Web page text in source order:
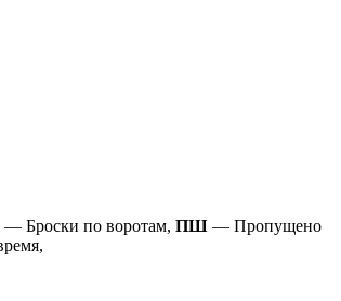
— Броски по воротам, ПШ — Пропущено